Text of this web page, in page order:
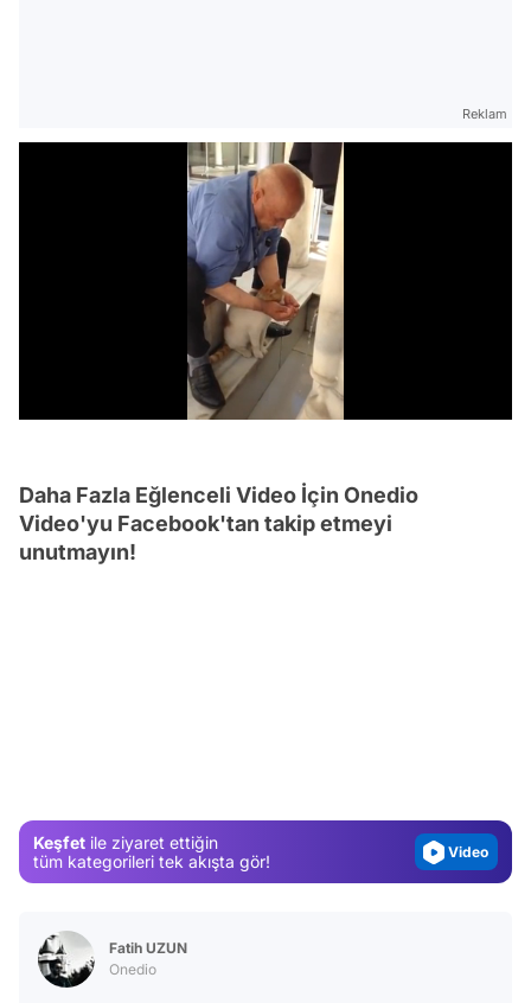
Reklam
Daha Fazla Eğlenceli Video İçin Onedio
Video'yu Facebook'tan takip etmeyi
unutmayın!
Keşfet ile ziyaret ettiğin
tüm kategorileri tek akışta gör!
Video
Fatih UZUN
Onedio